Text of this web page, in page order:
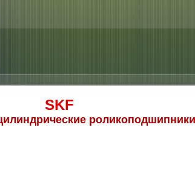
SKF
роликоподшипники